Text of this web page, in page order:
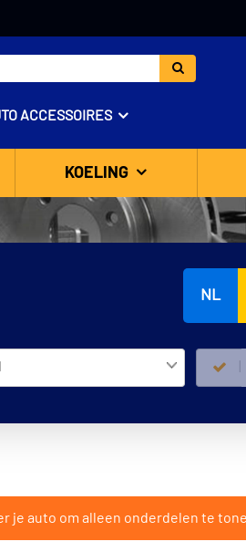
ACCESSOIRES
KOELING
NL
auto om alleen onderdelen te